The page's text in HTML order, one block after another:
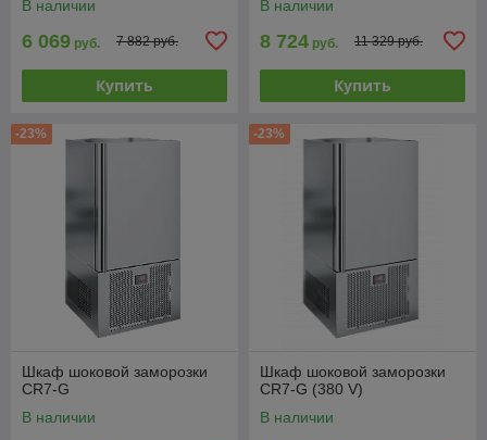
В наличии
6 069 руб. 7 882 руб.
Купить
В наличии
8 724 руб. 11 329 руб.
Купить
-23%
Шкаф шоковой заморозки
CR7-G
В наличии
-23%
Шкаф шоковой заморозки
CR7-G (380 V)
В наличии